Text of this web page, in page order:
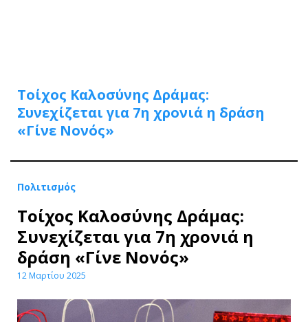
Τοίχος Καλοσύνης Δράμας:
Συνεχίζεται για 7η χρονιά η δράση
«Γίνε Νονός»
Πολιτισμός
Τοίχος Καλοσύνης Δράμας:
Συνεχίζεται για 7η χρονιά η
δράση «Γίνε Νονός»
12 Μαρτίου 2025